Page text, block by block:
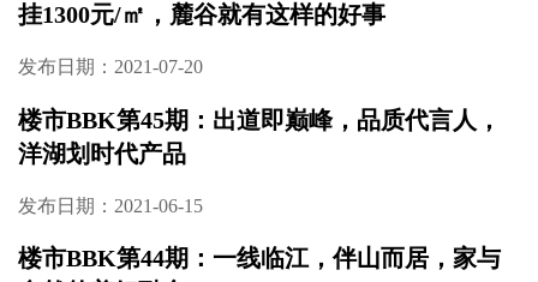
毛坯板楼，爆款再上新
发布日期：2021-09-03
楼市BBK第47期：城发恒伟·东风映1897，映见
一城精彩，市中心稀缺红盘即将加推！
发布日期：2021-08-13
楼市BBK第46期：新房限价9200元/㎡，房价倒